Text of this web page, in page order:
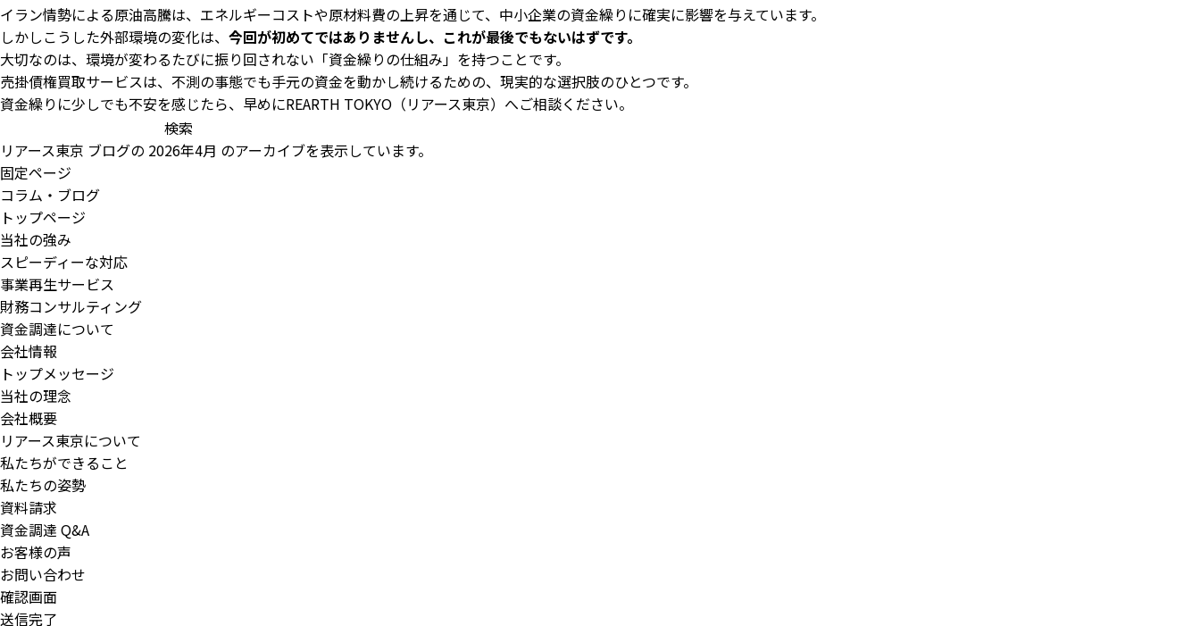
イラン情勢による原油高騰は、エネルギーコストや原材料費の上昇を通じて、中小企業の資金繰りに確実に影響を与えています。
しかしこうした外部環境の変化は、 今回が初めてではありませんし、これが最後でもないはずです。
大切なのは、環境が変わるたびに振り回されない「資金繰りの仕組み」を持つことです。
売掛債権買取サービスは、不測の事態でも手元の資金を動かし続けるための、現実的な選択肢のひとつです。
資金繰りに少しでも不安を感じたら、早めにREARTH TOKYO（リアース東京）へご相談ください。
索:
リアース東京 ブログの 2026年4月 のアーカイブを表示しています。
固定ページ
コラム・ブログ
トップページ
当社の強み
スピーディーな対応
事業再生サービス
財務コンサルティング
資金調達について
会社情報
トップメッセージ
当社の理念
会社概要
リアース東京について
私たちができること
私たちの姿勢
資料請求
資金調達 Q&A
お客様の声
お問い合わせ
確認画面
送信完了